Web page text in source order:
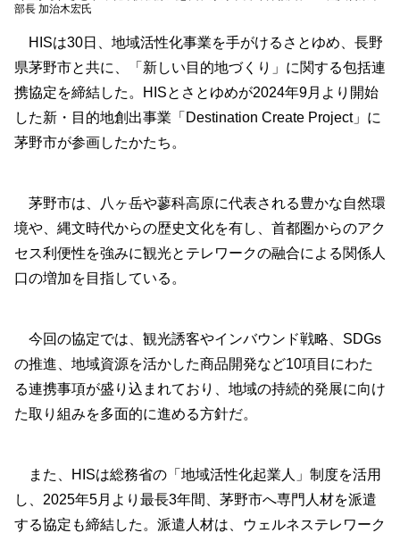
部長 加治木宏氏
HISは30日、地域活性化事業を手がけるさとゆめ、長野
県茅野市と共に、「新しい目的地づくり」に関する包括連
携協定を締結した。HISとさとゆめが2024年9月より開始
した新・目的地創出事業「Destination Create Project」に
茅野市が参画したかたち。
茅野市は、八ヶ岳や蓼科高原に代表される豊かな自然環
境や、縄文時代からの歴史文化を有し、首都圏からのアク
セス利便性を強みに観光とテレワークの融合による関係人
口の増加を目指している。
今回の協定では、観光誘客やインバウンド戦略、SDGs
の推進、地域資源を活かした商品開発など10項目にわた
る連携事項が盛り込まれており、地域の持続的発展に向け
た取り組みを多面的に進める方針だ。
また、HISは総務省の「地域活性化起業人」制度を活用
し、2025年5月より最長3年間、茅野市へ専門人材を派遣
する協定も締結した。派遣人材は、ウェルネステレワーク